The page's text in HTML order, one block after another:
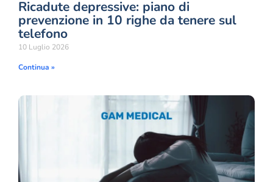
Ricadute depressive: piano di
prevenzione in 10 righe da tenere sul
telefono
10 Luglio 2026
Continua »